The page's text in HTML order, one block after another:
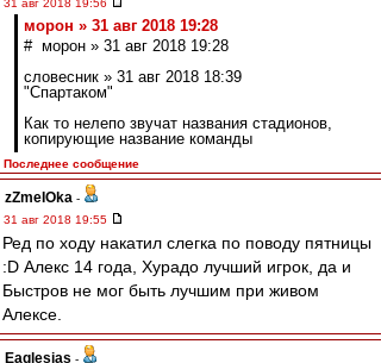
31 авг 2018 19:56
морон » 31 авг 2018 19:28
# морон » 31 авг 2018 19:28
словесник » 31 авг 2018 18:39
"Спартаком"
Как то нелепо звучат названия стадионов,
копирующие название команды
Последнее сообщение
zZmeIOka -
31 авг 2018 19:55
Ред по ходу накатил слегка по поводу пятницы
:D Алекс 14 года, Хурадо лучший игрок, да и
Быстров не мог быть лучшим при живом
Алексе.
Eaglesias -